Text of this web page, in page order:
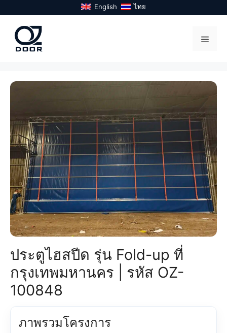
to
content
English ไทย
ประตูไฮสปีด รุ่น Fold-up ที่
กรุงเทพมหานคร | รหัส OZ-
100848
ภาพรวมโครงการ